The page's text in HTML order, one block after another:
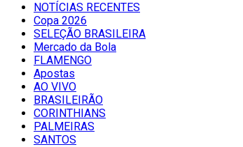
NOTÍCIAS RECENTES
Copa 2026
SELEÇÃO BRASILEIRA
Mercado da Bola
FLAMENGO
Apostas
AO VIVO
BRASILEIRÃO
CORINTHIANS
PALMEIRAS
SANTOS